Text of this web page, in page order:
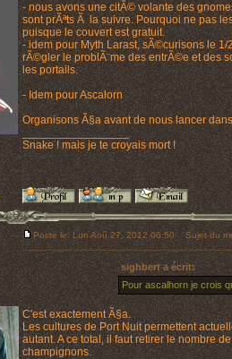
- nous avons une citÃ© volante des
sont prÃªts Ã la suivre. Pourquoi ne pas
puisque le couvert est gratuit.
- idem pour Myth Larast, sÃ©curisons le
rÃ©gler le problÃ¨me des entrÃ©e et des
les portails.
- Idem pour Ascalorn
Organisons Ã§a avant de nous lancer
_________________
Snake ! mais je te croyais mort !
Posté le: Lun Aoû 27, 2012 06:50 Sujet du
sighbert a écrit:
Pour ascalhorn je crois
C'est exactement Ã§a.
Les cultures de Port Nuit permettent
autant. A ce total, il faut retirer le nombre
champignons.